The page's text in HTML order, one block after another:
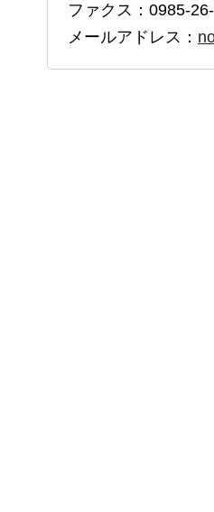
ファクス：0985-
メールアドレス：